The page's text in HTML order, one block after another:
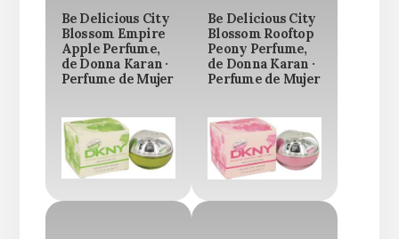
Be Delicious City
Blossom Empire
Apple Perfume,
de Donna Karan ·
Perfume de Mujer
Be Delicious City
Blossom Rooftop
Peony Perfume,
de Donna Karan ·
Perfume de Mujer